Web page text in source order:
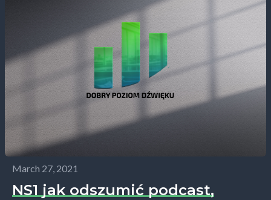
March 27, 2021
NS1 jak odszumić podcast,